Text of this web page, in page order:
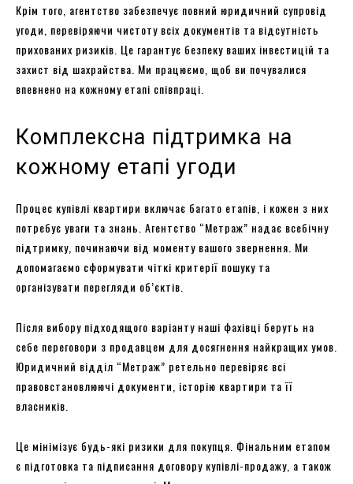
Крім того, агентство забезпечує повний юридичний супровід
угоди, перевіряючи чистоту всіх документів та відсутність
прихованих ризиків. Це гарантує безпеку ваших інвестицій та
захист від шахрайства. Ми працюємо, щоб ви почувалися
впевнено на кожному етапі співпраці.
Комплексна підтримка на
кожному етапі угоди
Процес купівлі квартири включає багато етапів, і кожен з них
потребує уваги та знань. Агентство “Метраж” надає всебічну
підтримку, починаючи від моменту вашого звернення. Ми
допомагаємо сформувати чіткі критерії пошуку та
організувати перегляди об’єктів.
Після вибору підходящого варіанту наші фахівці беруть на
себе переговори з продавцем для досягнення найкращих умов.
Юридичний відділ “Метраж” ретельно перевіряє всі
правовстановлюючі документи, історію квартири та її
власників.
Це мінімізує будь-які ризики для покупця. Фінальним етапом
є підготовка та підписання договору купівлі-продажу, а також